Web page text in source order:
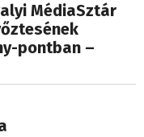
MédiaSztár
pontban –